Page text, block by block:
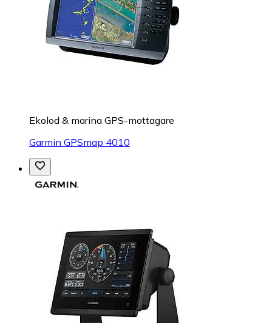
Ekolod & marina GPS-mottagare
Garmin GPSmap 4010